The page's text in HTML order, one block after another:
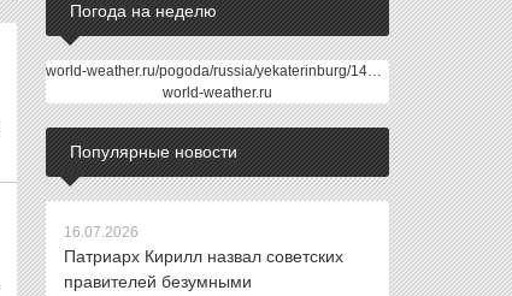
Погода на неделю
world-weather.ru/pogoda/russia/yekaterinburg/14days/
world-weather.ru
Популярные новости
16.07.2026
Патриарх Кирилл назвал советских
правителей безумными